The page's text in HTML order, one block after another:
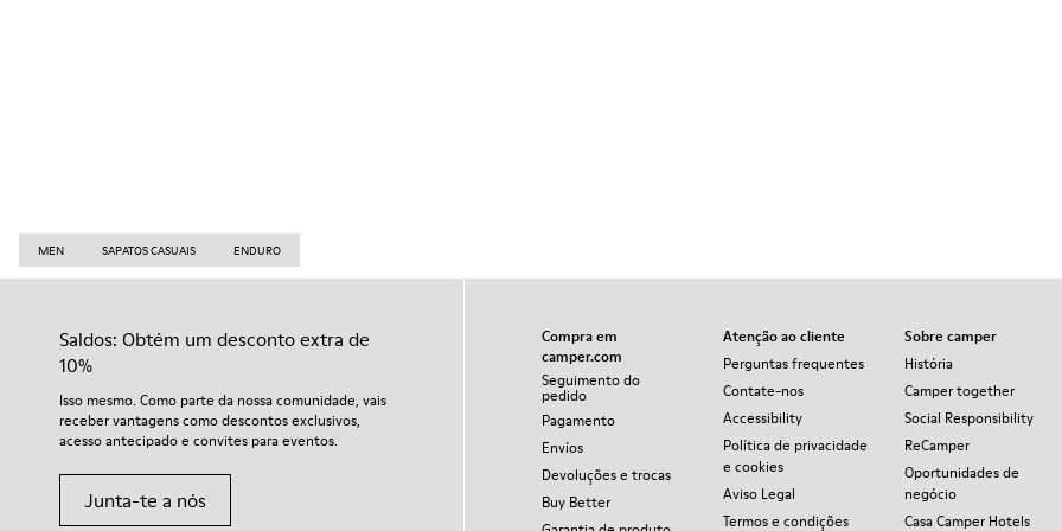
MEN SAPATOS CASUAIS ENDURO
Saldos: Obtém um desconto extra de
10%
Isso mesmo. Como parte da nossa comunidade, vais
receber vantagens como descontos exclusivos,
acesso antecipado e convites para eventos.
Junta-te a nós
Compra em
camper.com
Seguimento do
pedido
Pagamento
Envíos
Devoluções e trocas
Buy Better
Atenção ao cliente
Perguntas frequentes
Contate-nos
Accessibility
Política de privacidade
e cookies
Aviso Legal
Termos e condições
Sobre camper
História
Camper together
Social Responsibility
ReCamper
Oportunidades de
negócio
Casa Camper Hotels